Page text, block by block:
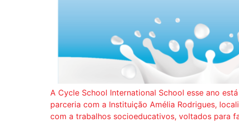
A Cycle School International School esse ano
parceria com a Instituição Amélia Rodrigues,
com a trabalhos socioeducativos, voltados para